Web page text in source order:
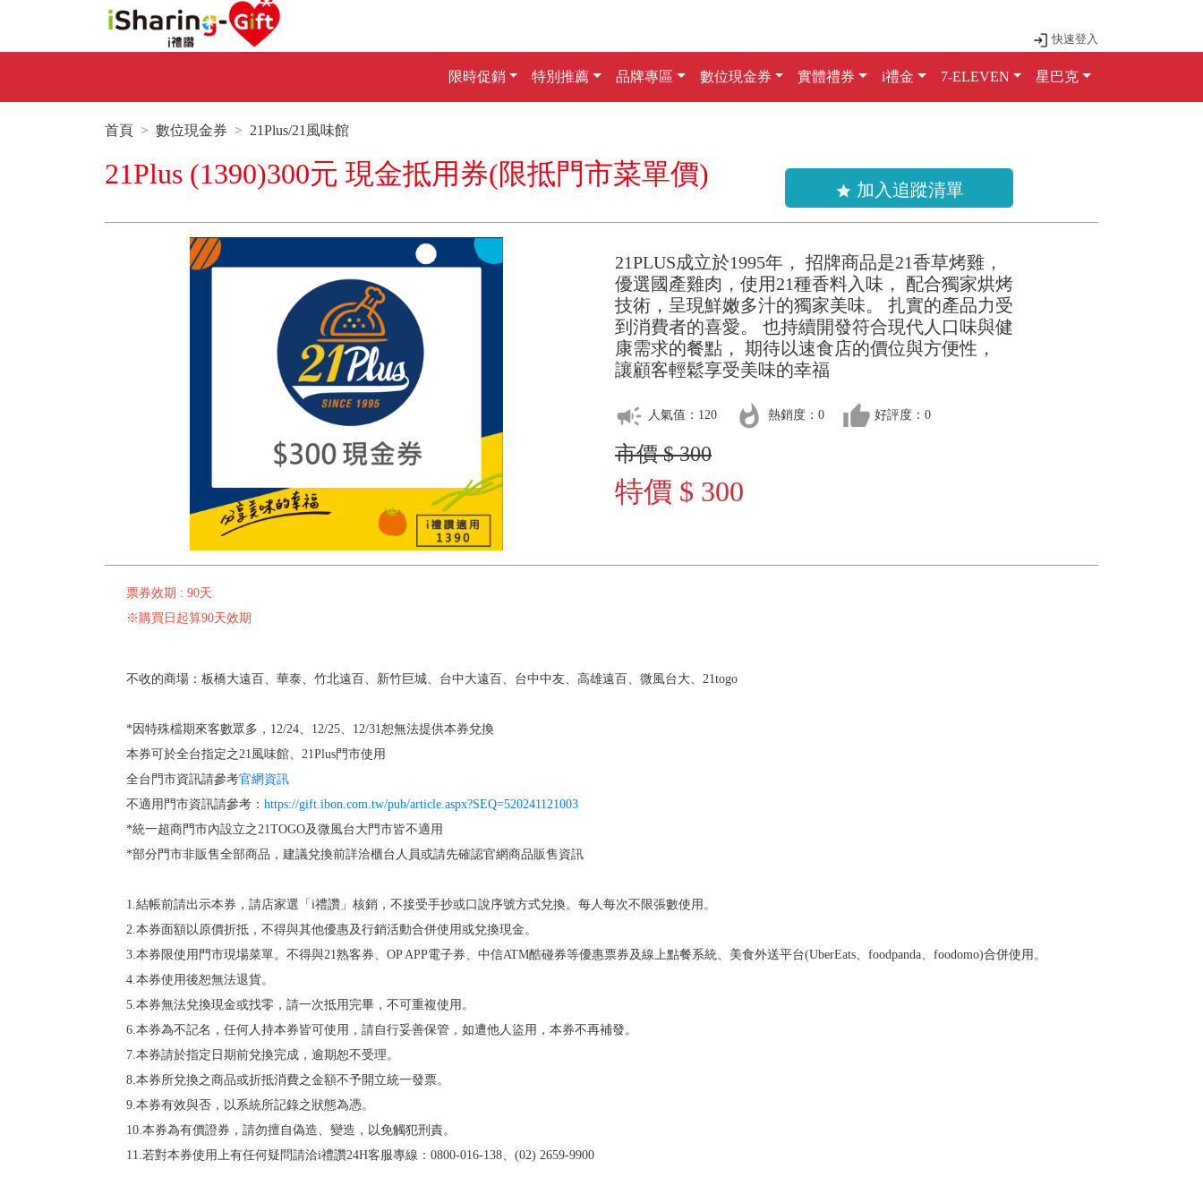
快速登入
限時促銷 特別推薦 品牌專區 數位現金券 實體禮券 i禮金 7-ELEVEN 星巴克
首頁 數位現金券 21Plus/21風味館
21Plus (1390)300元 現金抵用券(限抵門市菜單價)
star 加入追蹤清單
21PLUS成立於1995年， 招牌商品是21香草烤雞，
優選國產雞肉，使用21種香料入味， 配合獨家烘烤
技術，呈現鮮嫩多汁的獨家美味。 扎實的產品力受
到消費者的喜愛。 也持續開發符合現代人口味與健
康需求的餐點， 期待以速食店的價位與方便性，
讓顧客輕鬆享受美味的幸福
campaign 人氣值：120 whatshot 熱銷度：0 thumb_up 好評度：0
市價 $ 300
特價 $ 300
票券效期 : 90天
※購買日起算90天效期
不收的商場：板橋大遠百、華泰、竹北遠百、新竹巨城、台中大遠百、台中中友、高雄遠百、微風台大、21togo
*因特殊檔期來客數眾多，12/24、12/25、12/31恕無法提供本券兌換
本券可於全台指定之21風味館、21Plus門市使用
全台門市資訊請參考官網資訊
不適用門市資訊請參考： https://gift.ibon.com.tw/pub/article.aspx?SEQ=520241121003
*統一超商門市內設立之21TOGO及微風台大門市皆不適用
*部分門市非販售全部商品，建議兌換前詳洽櫃台人員或請先確認官網商品販售資訊
1.結帳前請出示本券，請店家選「i禮讚」核銷，不接受手抄或口說序號方式兌換。每人每次不限張數使用。
2.本券面額以原價折抵，不得與其他優惠及行銷活動合併使用或兌換現金。
3.本券限使用門市現場菜單。不得與21熟客券、OP APP電子券、中信ATM酷碰券等優惠票券及線上點餐系統、美食外送平台(UberEats、foodpanda、foodomo)合併使用。
4.本券使用後恕無法退貨。
5.本券無法兌換現金或找零，請一次抵用完畢，不可重複使用。
6.本券為不記名，任何人持本券皆可使用，請自行妥善保管，如遭他人盜用，本券不再補發。
7.本券請於指定日期前兌換完成，逾期恕不受理。
8.本券所兌換之商品或折抵消費之金額不予開立統一發票。
9.本券有效與否，以系統所記錄之狀態為憑。
10.本券為有價證券，請勿擅自偽造、變造，以免觸犯刑責。
11.若對本券使用上有任何疑問請洽i禮讚24H客服專線：0800-016-138、(02) 2659-9900